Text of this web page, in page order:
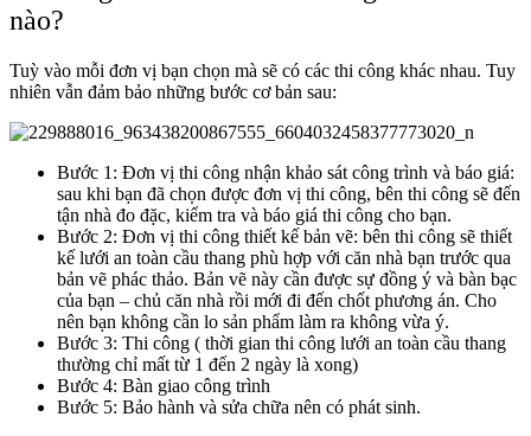
nào?
Tuỳ vào mỗi đơn vị bạn chọn mà sẽ có các thi công khác nhau. Tuy
nhiên vẫn đảm bảo những bước cơ bản sau:
Bước 1: Đơn vị thi công nhận khảo sát công trình và báo giá:
sau khi bạn đã chọn được đơn vị thi công, bên thi công sẽ đến
tận nhà đo đặc, kiểm tra và báo giá thi công cho bạn.
Bước 2: Đơn vị thi công thiết kế bản vẽ: bên thi công sẽ thiết
kế lưới an toàn cầu thang phù hợp với căn nhà bạn trước qua
bản vẽ phác thảo. Bản vẽ này cần được sự đồng ý và bàn bạc
của bạn – chủ căn nhà rồi mới đi đến chốt phương án. Cho
nên bạn không cần lo sản phẩm làm ra không vừa ý.
Bước 3: Thi công ( thời gian thi công lưới an toàn cầu thang
thường chỉ mất từ 1 đến 2 ngày là xong)
Bước 4: Bàn giao công trình
Bước 5: Bảo hành và sửa chữa nên có phát sinh.